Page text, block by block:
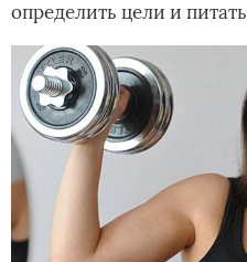
определить цели и